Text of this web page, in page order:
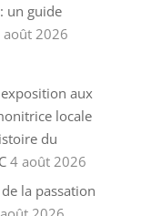
un guide
août 2026
aux
locale
du
4 août 2026
la passation